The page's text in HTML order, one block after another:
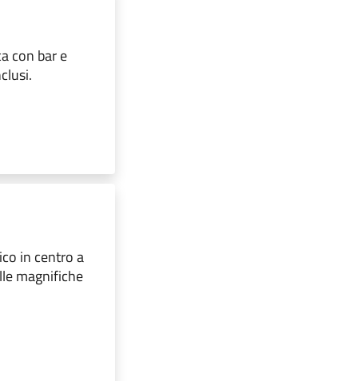
con bar e
in centro a
magnifiche